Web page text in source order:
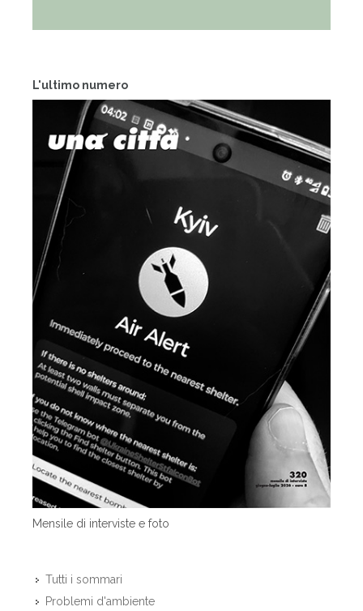
L'ultimo numero
Mensile di interviste e foto
Tutti i sommari
Problemi d'ambiente